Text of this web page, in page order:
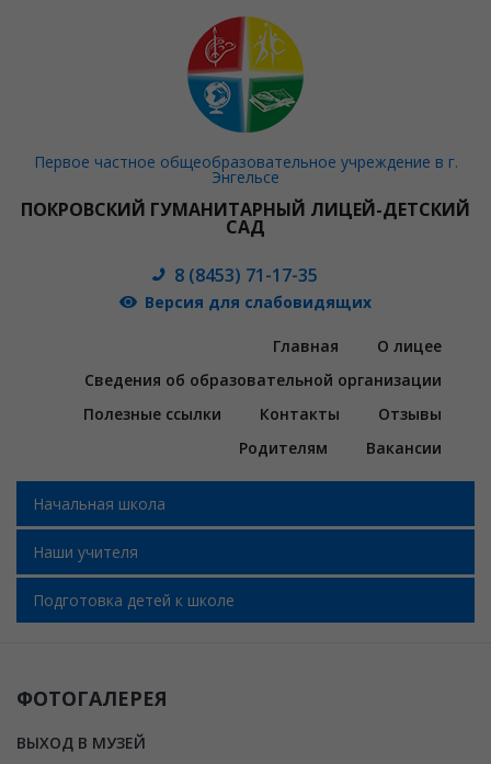
Первое частное общеобразовательное учреждение в г.
Энгельсе
ПОКРОВСКИЙ ГУМАНИТАРНЫЙ ЛИЦЕЙ-ДЕТСКИЙ
САД
8 (8453) 71-17-35
Версия для слабовидящих
Главная
О лицее
Сведения об образовательной организации
Полезные ссылки
Контакты
Отзывы
Родителям
Вакансии
Начальная школа
Наши учителя
Подготовка детей к школе
ФОТОГАЛЕРЕЯ
ВЫХОД В МУЗЕЙ